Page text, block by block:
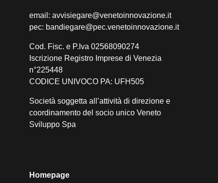
email: avvisiegare@venetoinnovazione.it
pec: bandiegare@pec.venetoinnovazione.it
Cod. Fisc. e P.Iva 02568090274
Iscrizione Registro Imprese di Venezia
n°225448
CODICE UNIVOCO PA: UFH505
Società soggetta all’attività di direzione e
coordinamento del socio unico Veneto
Sviluppo Spa
Homepage